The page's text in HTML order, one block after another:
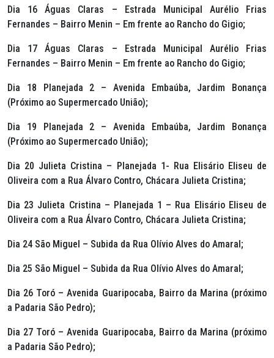
Dia 16 Águas Claras – Estrada Municipal Aurélio Frias
Fernandes – Bairro Menin – Em frente ao Rancho do Gigio;
Dia 17 Águas Claras – Estrada Municipal Aurélio Frias
Fernandes – Bairro Menin – Em frente ao Rancho do Gigio;
Dia 18 Planejada 2 – Avenida Embaúba, Jardim Bonança
(Próximo ao Supermercado União);
Dia 19 Planejada 2 – Avenida Embaúba, Jardim Bonança
(Próximo ao Supermercado União);
Dia 20 Julieta Cristina – Planejada 1- Rua Elisário Eliseu de
Oliveira com a Rua Álvaro Contro, Chácara Julieta Cristina;
Dia 23 Julieta Cristina – Planejada 1 – Rua Elisário Eliseu de
Oliveira com a Rua Álvaro Contro, Chácara Julieta Cristina;
Dia 24 São Miguel – Subida da Rua Olívio Alves do Amaral;
Dia 25 São Miguel – Subida da Rua Olívio Alves do Amaral;
Dia 26 Toró – Avenida Guaripocaba, Bairro da Marina (próximo
a Padaria São Pedro);
Dia 27 Toró – Avenida Guaripocaba, Bairro da Marina (próximo
a Padaria São Pedro);